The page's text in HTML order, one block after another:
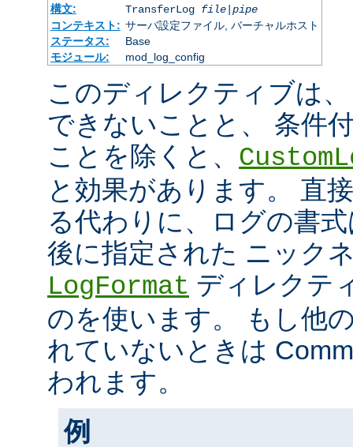
構文:
TransferLog file| pipe
コンテキスト: サーバ設定ファイル, バーチャルホスト
ステータス:
Base
モジュール:
mod_log_config
このディレクティブは
できないことと、 条件
ことを除くと、
と効果があります。 直
る代わりに、ログの書
後に指定された ニック
LogFormat ディレクテ
のを使います。 もし他
れていないときは
われます。
例